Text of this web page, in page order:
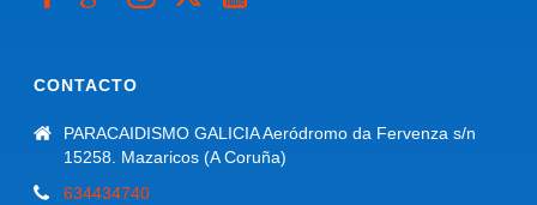
CONTACTO
PARACAIDISMO GALICIA Aeródromo da Fervenza s/n
15258. Mazaricos (A Coruña)
634434740